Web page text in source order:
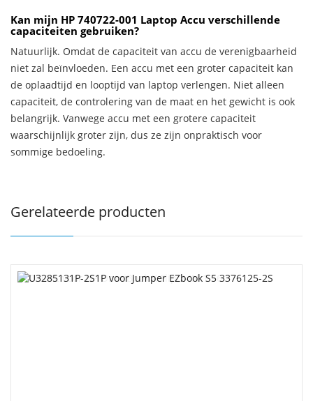
Kan mijn HP 740722-001 Laptop Accu verschillende
capaciteiten gebruiken?
Natuurlijk. Omdat de capaciteit van accu de verenigbaarheid
niet zal beïnvloeden. Een accu met een groter capaciteit kan
de oplaadtijd en looptijd van laptop verlengen. Niet alleen
capaciteit, de controlering van de maat en het gewicht is ook
belangrijk. Vanwege accu met een grotere capaciteit
waarschijnlijk groter zijn, dus ze zijn onpraktisch voor
sommige bedoeling.
Gerelateerde producten